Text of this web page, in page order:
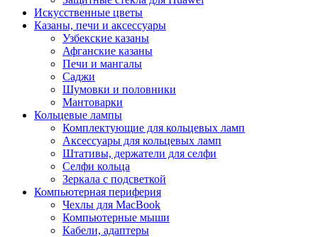
Искусственные цветы
Казаны, печи и аксессуары
Узбекские казаны
Афганские казаны
Печи и мангалы
Саджи
Шумовки и половники
Мантоварки
Кольцевые лампы
Комплектующие для кольцевых ламп
Аксессуары для кольцевых ламп
Штативы, держатели для селфи
Селфи кольца
Зеркала с подсветкой
Компьютерная периферия
Чехлы для MacBook
Компьютерные мыши
Кабели, адаптеры